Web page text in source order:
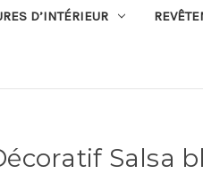
D’INTÉRIEUR
Salsa